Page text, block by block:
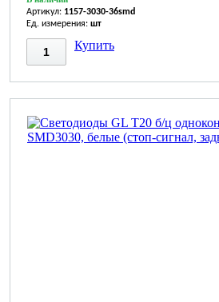
Артикул: 1157-3030-36smd
Ед. измерения: шт
Купить